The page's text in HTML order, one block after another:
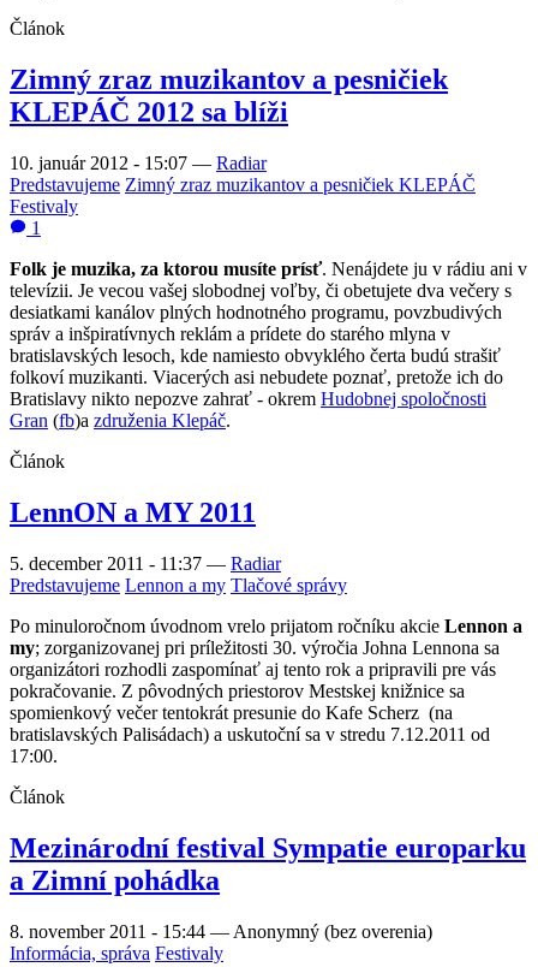
Článok
Zimný zraz muzikantov a pesničiek
KLEPÁČ 2012 sa blíži
10. január 2012 - 15:07 — Radiar
Predstavujeme Zimný zraz muzikantov a pesničiek KLEPÁČ
Festivaly
1
Folk je muzika, za ktorou musíte prísť. Nenájdete ju v rádiu ani v
televízii. Je vecou vašej slobodnej voľby, či obetujete dva večery s
desiatkami kanálov plných hodnotného programu, povzbudivých
správ a inšpiratívnych reklám a prídete do starého mlyna v
bratislavských lesoch, kde namiesto obvyklého čerta budú strašiť
folkoví muzikanti. Viacerých asi nebudete poznať, pretože ich do
Bratislavy nikto nepozve zahrať - okrem Hudobnej spoločnosti
Gran (fb)a združenia Klepáč.
Článok
LennON a MY 2011
5. december 2011 - 11:37 — Radiar
Predstavujeme Lennon a my Tlačové správy
Po minuloročnom úvodnom vrelo prijatom ročníku akcie Lennon a
my; zorganizovanej pri príležitosti 30. výročia Johna Lennona sa
organizátori rozhodli zaspomínať aj tento rok a pripravili pre vás
pokračovanie. Z pôvodných priestorov Mestskej knižnice sa
spomienkový večer tentokrát presunie do Kafe Scherz (na
bratislavských Palisádach) a uskutoční sa v stredu 7.12.2011 od
17:00.
Článok
Mezinárodní festival Sympatie europarku
a Zimní pohádka
8. november 2011 - 15:44 — Anonymný (bez overenia)
Informácia, správa Festivaly